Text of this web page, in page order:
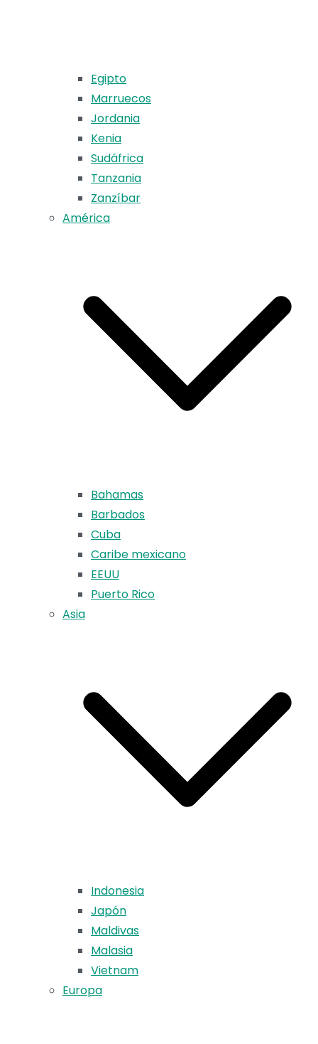
Egipto
Marruecos
Jordania
Kenia
Sudáfrica
Tanzania
Zanzíbar
América
Bahamas
Barbados
Cuba
Caribe mexicano
EEUU
Puerto Rico
Asia
Indonesia
Japón
Maldivas
Malasia
Vietnam
Europa